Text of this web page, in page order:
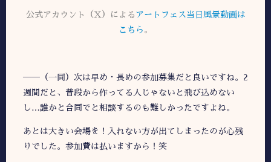
公式アカウント（X）による アートフェス当日風景動画は
こちら 。
――（一同）次は早め・長めの参加募集だと良いですね。2
週間だと、普段から作ってる人じゃないと飛び込めない
し…誰かと合同でと相談するのも難しかったですよね。
あとは大きい会場を！入れない方が出てしまったのが心残
りでした。参加費は払いますから！笑